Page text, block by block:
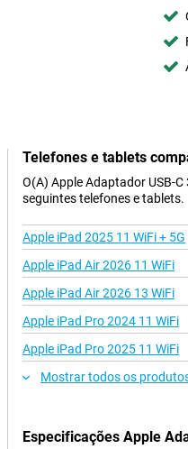
Telefones e tablets
O(A) Apple Adaptador USB-
seguintes telefones e tablets.
Apple iPad 2025 11 WiFi + 5G
Apple iPad Air 2026 11 WiFi
Apple iPad Air 2026 13 WiFi
Apple iPad Pro 2024 11 WiFi
Apple iPad Pro 2025 11 WiFi
Mostrar todos os
Especificações Apple